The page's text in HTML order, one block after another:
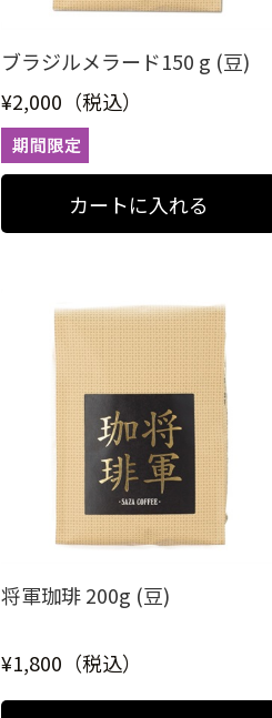
ブラジルメラード150 g (豆)
¥2,000（税込）
将軍珈琲 200g (豆)
¥1,800（税込）